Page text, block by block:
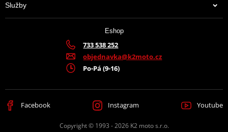
Služby
Eshop
733 538 252
objednavka@k2moto.cz
Po-Pá (9-16)
Facebook Instagram Youtube
Copyright © 1993 - 2026 K2 moto s.r.o.